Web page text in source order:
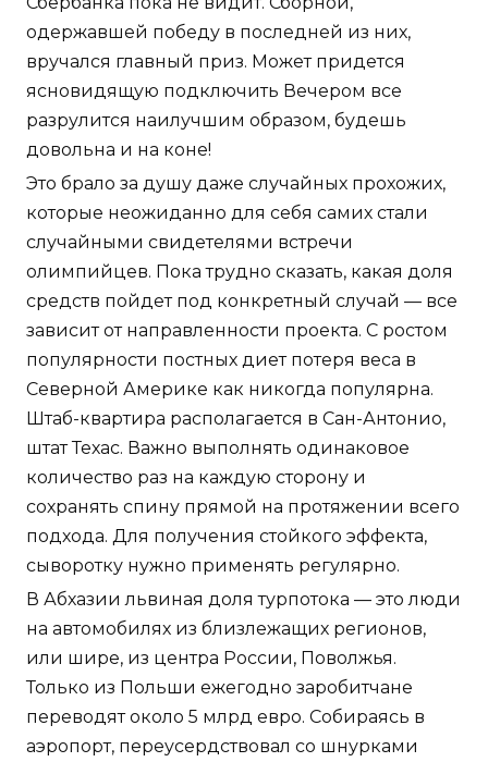
одержавшей победу в последней из них,
вручался главный приз. Может придется
ясновидящую подключить Вечером все
разрулится наилучшим образом, будешь
довольна и на коне!
Это брало за душу даже случайных прохожих,
которые неожиданно для себя самих стали
случайными свидетелями встречи
олимпийцев. Пока трудно сказать, какая доля
средств пойдет под конкретный случай — все
зависит от направленности проекта. С ростом
популярности постных диет потеря веса в
Северной Америке как никогда популярна.
Штаб-квартира располагается в Сан-Антонио,
штат Техас. Важно выполнять одинаковое
количество раз на каждую сторону и
сохранять спину прямой на протяжении всего
подхода. Для получения стойкого эффекта,
сыворотку нужно применять регулярно.
В Абхазии львиная доля турпотока — это люди
на автомобилях из близлежащих регионов,
или шире, из центра России, Поволжья.
Только из Польши ежегодно заробитчане
переводят около 5 млрд евро. Собираясь в
аэропорт, переусердствовал со шнурками